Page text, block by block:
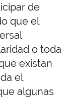
de
que el
o toda
existan
el
algunas